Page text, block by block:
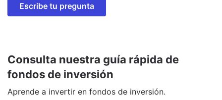
Escribe tu pregunta
Consulta nuestra guía rápida de
fondos de inversión
Aprende a invertir en fondos de inversión.